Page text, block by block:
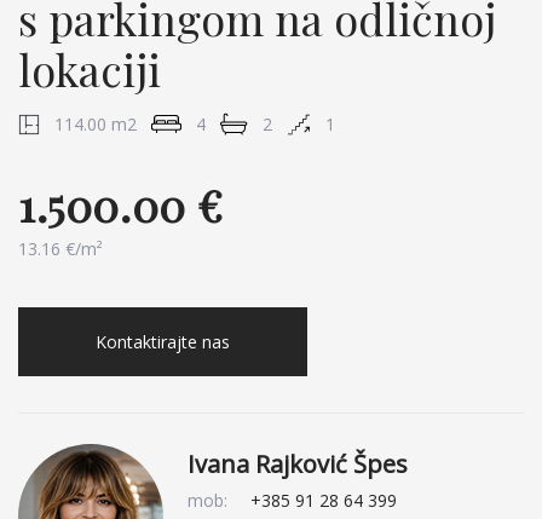
s parkingom na odličnoj
lokaciji
114.00 m2 4 2 1
1.500.00 €
13.16 €/m²
Kontaktirajte nas
Ivana Rajković Špes
mob:
+385 91 28 64 399